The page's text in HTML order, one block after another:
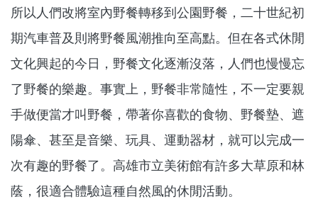
所以人們改將室內野餐轉移到公園野餐，二十世紀初
期汽車普及則將野餐風潮推向至高點。但在各式休閒
文化興起的今日，野餐文化逐漸沒落，人們也慢慢忘
了野餐的樂趣。事實上，野餐非常隨性，不一定要親
手做便當才叫野餐，帶著你喜歡的食物、野餐墊、遮
陽傘、甚至是音樂、玩具、運動器材，就可以完成一
次有趣的野餐了。高雄市立美術館有許多大草原和林
蔭，很適合體驗這種自然風的休閒活動。